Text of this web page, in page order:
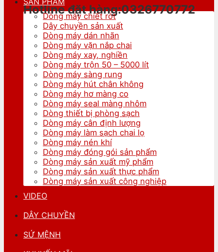
Hotline đặt hàng:0326770772
Dòng máy chiết rót
Dây chuyền sản xuất
Dòng máy dán nhãn
Dòng máy vặn nắp chai
Dòng máy xay, nghiền
Dòng máy trộn 50 – 5000 lít
Dòng máy sàng rung
Dòng máy hút chân không
Dòng máy hơ màng co
Dòng máy seal màng nhôm
Dòng thiết bị phòng sạch
Dòng máy cân định lượng
Dòng máy làm sạch chai lọ
Dòng máy nén khí
Dòng máy đóng gói sản phẩm
Dòng máy sản xuất mỹ phẩm
Dòng máy sản xuất thực phẩm
Dòng máy sản xuất công nghiệp
VIDEO
DÂY CHUYỀN
SỨ MỆNH